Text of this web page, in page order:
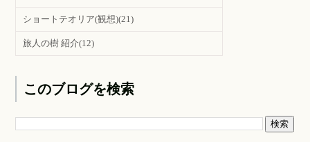
ショートテオリア(観想)(21)
旅人の樹 紹介(12)
このブログを検索